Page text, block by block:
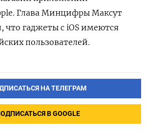
Глава Минцифры Максут
что гаджеты с iOS имеются
пользователей.
НА ТЕЛЕГРАМ
В GOOGLE